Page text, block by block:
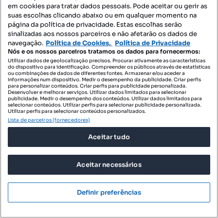
11 500 €3,83 €/m²
Terreno para venda
Caminho de Salvaterra, Santo Espírito, Vila do Porto, Ilha de Santa Maria
Preço por metro quadrado
3003 m²
REMAX 4YOU
Profissional
em cookies para tratar dados pessoais. Pode aceitar ou gerir as
suas escolhas clicando abaixo ou em qualquer momento na
página da política de privacidade. Estas escolhas serão
sinalizadas aos nossos parceiros e não afetarão os dados de
navegação. Política de Cookies, Política de Privacidade
Nós e os nossos parceiros tratamos os dados para fornecermos:
Utilizar dados de geolocalização precisos. Procurar ativamente as características
do dispositivo para identificação. Compreender os públicos através de estatísticas
ou combinações de dados de diferentes fontes. Armazenar e/ou aceder a
informações num dispositivo. Medir o desempenho da publicidade. Criar perfis
para personalizar conteúdos. Criar perfis para publicidade personalizada.
Desenvolver e melhorar serviços. Utilizar dados limitados para selecionar
publicidade. Medir o desempenho dos conteúdos. Utilizar dados limitados para
selecionar conteúdos. Utilizar perfis para selecionar publicidade personalizada.
Utilizar perfis para selecionar conteúdos personalizados.
Lista de parceiros (fornecedores)
Aceitar tudo
Aceitar necessários
Definir preferências